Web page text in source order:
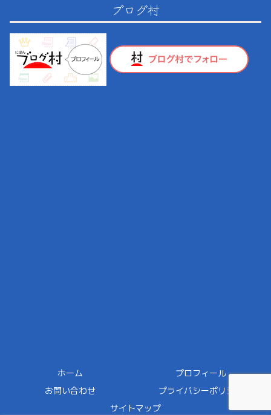
ブログ村
ホーム
プロフィール
お問い合わせ
プライバシーポリシー
サイトマップ